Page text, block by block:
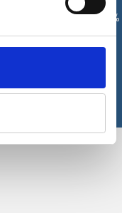
det samme en 10%
ordre*